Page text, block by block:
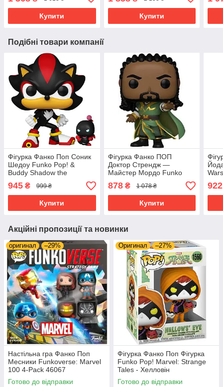
Купити Купити
Подібні товари компанії
Фігурка Фанко Поп Соник
Шедоу Funko Pop! &
Buddy Shadow the
Hedgehog with DChao
1035
945 ₴ 999 ₴
Купити
Фігурка Фанко ПОП
Доктор Стрендж —
Майстер Мордо Funko
Pop! Marvel: Doctor
Strange- Master Mordo
1003
878₴ 1 078 ₴
Купити
The
Акційні пропозиції та новинки
оригинал –29%
Настільна гра Фанко Поп
Месники Funkoverse: Marvel
100 4-Pack 46067
Готово до відправки
Оригинал –27%
Фігурка Фанко Поп Фігурка
Funko Pop! Marvel: Strange
Tales - Хелловін
Готово до відправки